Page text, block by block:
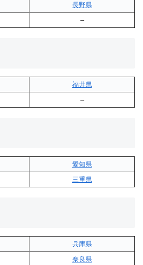
長野県
–
福井県
–
愛知県
三重県
兵庫県
奈良県